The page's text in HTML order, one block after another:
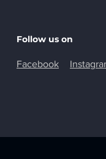
Follow us on
Facebook